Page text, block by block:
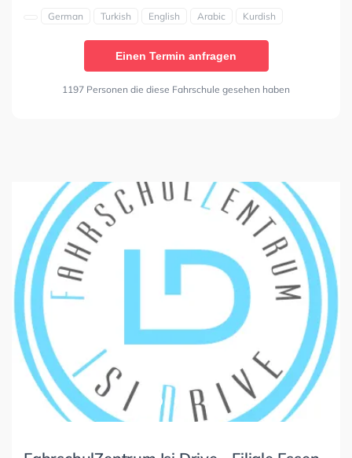
German Turkish English Arabic Kurdish
Einen Termin anfragen
1197 Personen die diese Fahrschule gesehen haben